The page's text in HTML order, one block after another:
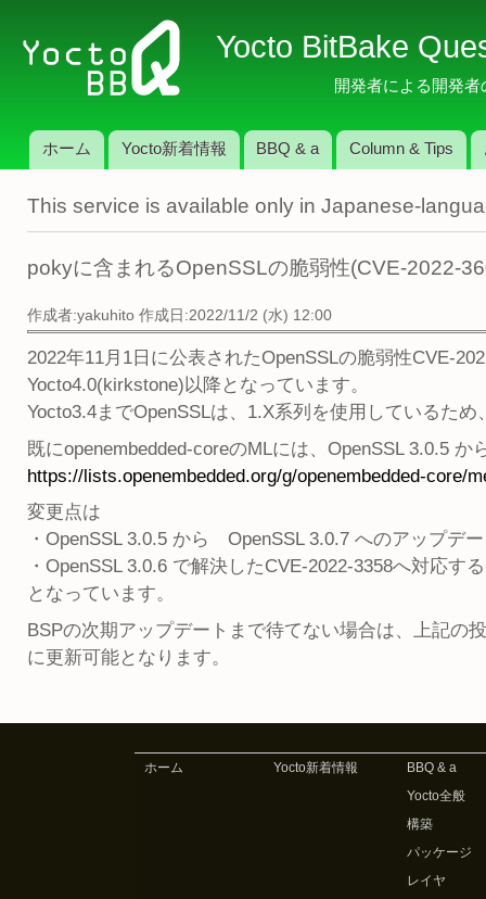
イ
コ
テ
ツ
に
移
Yocto BitBake
開発者による開発
メインメニュー
ホーム Yocto新着情報 BBQ & a Column & Tips
This service is available only in Japanese-
pokyに含まれるOpenSSLの脆弱性(CVE-2022-
作成者:yakuhito 作成日:2022/11/2 (水) 12:00
2022年11月1日に公表されたOpenSSLの脆弱性CVE-
Yocto4.0(kirkstone)以降となっています。
Yocto3.4までOpenSSLは、1.X系列を使用しているた
既にopenembedded-coreのMLには、OpenSSL 3.0.5
https://lists.openembedded.org/g/openembedded-core/
変更点は
・OpenSSL 3.0.5 から OpenSSL 3.0.7 へのアップデ
・OpenSSL 3.0.6 で解決したCVE-2022-3358へ対応す
となっています。
BSPの次期アップデートまで待てない場合は、上記の
に更新可能となります。
ホーム Yocto新着情報
BBQ & a
Yocto全般
構築
パッケージ
レイヤ